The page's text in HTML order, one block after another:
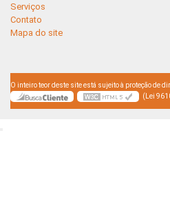
Serviços
Contato
Mapa do site
O inteiro teor deste site está sujeito à proteção de
(Lei